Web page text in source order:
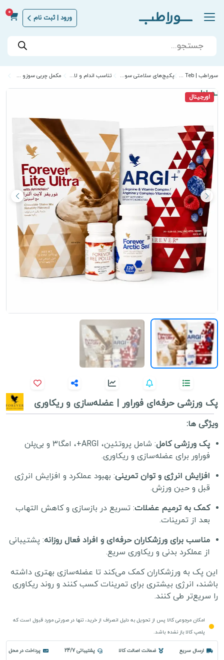
ورود | ثبت نام
0
Products
search
سوراطب | Sora Teb پکیج‌های سلامتی سوراطب تناسب اندام و لاغری مکمل چربی سوزو لاغری
اورجینال
پک ورزشی حرفه‌ای فوراور | عضله‌سازی و ریکاوری
ویژگی ها:
پک ورزشی کامل
: شامل پروتئین، ARGI+، امگا۳ و بی‌پلن
فوراور برای عضله‌سازی و ریکاوری.
افزایش انرژی و توان تمرینی: بهبود عملکرد و افزایش انرژی
قبل و حین ورزش.
کمک به ترمیم عضلات: تسریع در بازسازی و کاهش التهاب
بعد از تمرینات.
مناسب برای ورزشکاران حرفه‌ای و افراد فعال روزانه: پشتیبانی
از عملکرد بدنی و ریکاوری سریع.
این پک به ورزشکاران کمک می‌کند تا عضله‌سازی بهتری داشته
باشند، انرژی بیشتری برای تمرینات کسب کنند و روند ریکاوری
را سریع‌تر طی کنند.
امکان مرجوعی کالا پس از تحویل به دلیل انصراف از خرید، تنها در صورتی مورد قبول است که
پلمپ کالا باز نشده باشد.
ارسال سریع ضمانت اصالت کالا پشتیباتی 24/7 پرداخت در محل